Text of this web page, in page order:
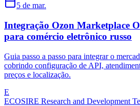
5 de mar.
Integração Ozon Marketplace
para comércio eletrônico russo
Guia passo a passo para integrar o
cobrindo configuração de API,
preços e localização.
E
ECOSIRE Research and Development